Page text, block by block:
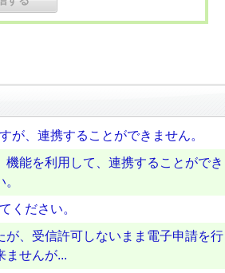
が、連携することができません。
能を利用して、連携することがで
ください。
、受信許可しないまま電子申請を行
ませんが...